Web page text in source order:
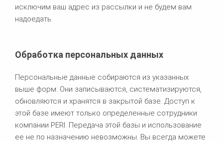
исключим ваш адрес из рассылки и не будем вам
надоедать.
Обработка персональных данных
Персональные данные собираются из указанных
выше форм. Они записываются, систематизируются,
обновляются и хранятся в закрытой базе. Доступ к
этой базе имеют только определенные сотрудники
компании PERI. Передача этой базы и использование
ее не по назначению невозможны. Вы всегда можете